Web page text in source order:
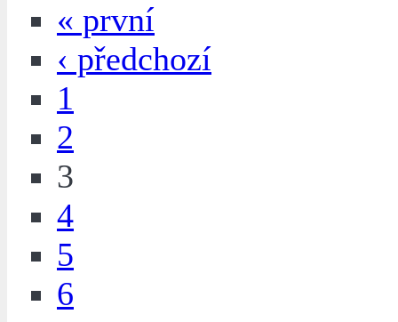
« první
‹ předchozí
1
2
3
4
5
6